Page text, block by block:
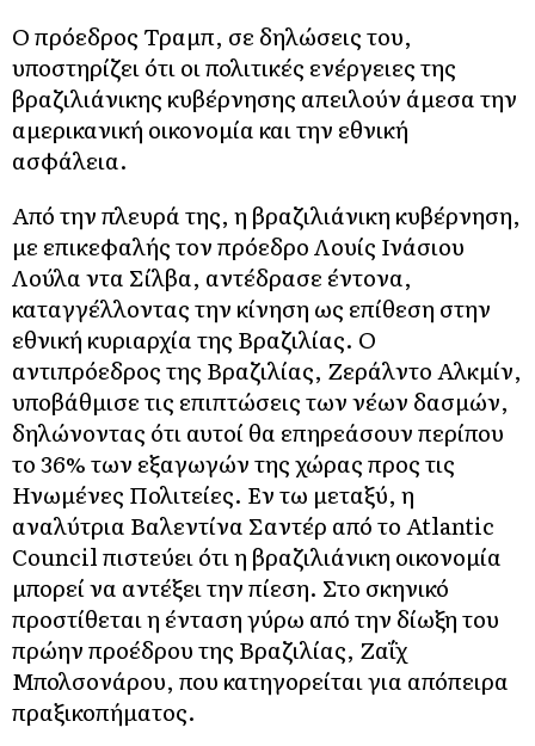
Ο πρόεδρος Τραμπ, σε δηλώσεις του,
υποστηρίζει ότι οι πολιτικές ενέργειες της
βραζιλιάνικης κυβέρνησης απειλούν άμεσα την
αμερικανική οικονομία και την εθνική
ασφάλεια.
Από την πλευρά της, η βραζιλιάνικη κυβέρνηση,
με επικεφαλής τον πρόεδρο Λουίς Ινάσιου
Λούλα ντα Σίλβα, αντέδρασε έντονα,
καταγγέλλοντας την κίνηση ως επίθεση στην
εθνική κυριαρχία της Βραζιλίας. Ο
αντιπρόεδρος της Βραζιλίας, Ζεράλντο Αλκμίν,
υποβάθμισε τις επιπτώσεις των νέων δασμών,
δηλώνοντας ότι αυτοί θα επηρεάσουν περίπου
το 36% των εξαγωγών της χώρας προς τις
Ηνωμένες Πολιτείες. Εν τω μεταξύ, η
αναλύτρια Βαλεντίνα Σαντέρ από το Atlantic
Council πιστεύει ότι η βραζιλιάνικη οικονομία
μπορεί να αντέξει την πίεση. Στο σκηνικό
προστίθεται η ένταση γύρω από την δίωξη του
πρώην προέδρου της Βραζιλίας, Ζαΐχ
Μπολσονάρου, που κατηγορείται για απόπειρα
πραξικοπήματος.